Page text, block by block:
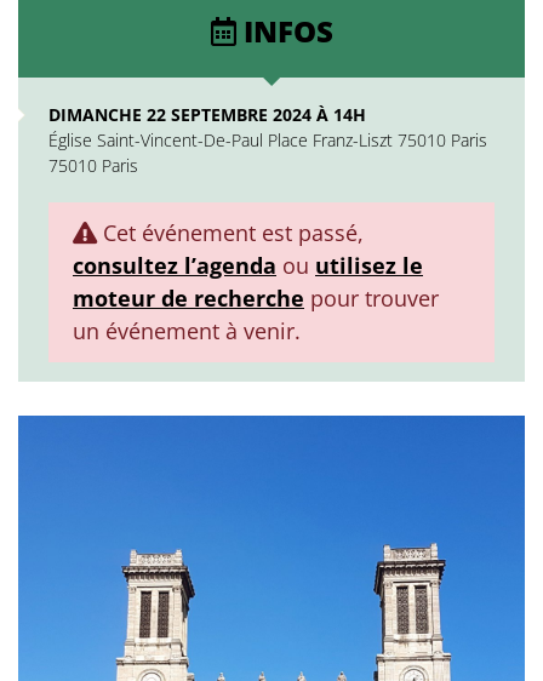
INFOS
DIMANCHE 22 SEPTEMBRE 2024 À 14H
Église Saint-Vincent-De-Paul Place Franz-Liszt 75010 Paris
75010 Paris
Cet événement est passé,
consultez l’agenda ou utilisez le
moteur de recherche pour trouver
un événement à venir.